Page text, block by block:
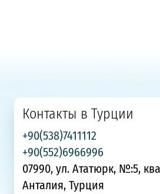
Контакты в Турции
+90(538)7411112
+90(552)6966996
07990, ул. Ататюрк, №:5,
Анталия, Турция